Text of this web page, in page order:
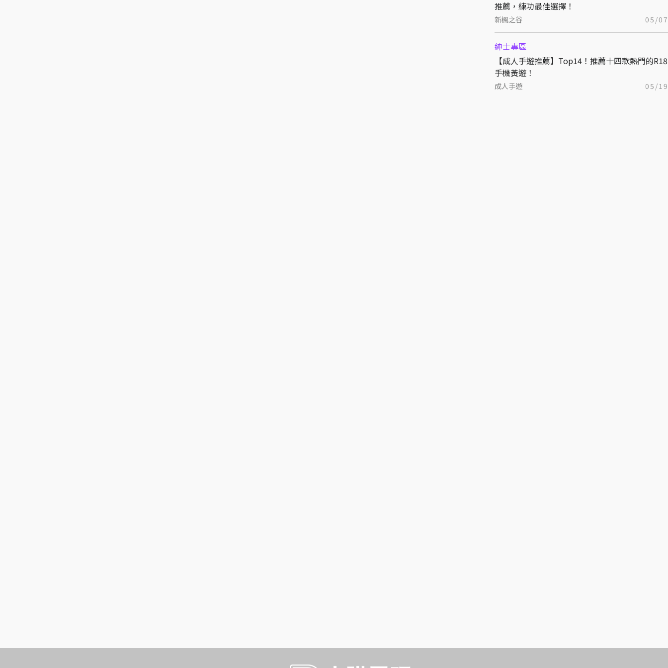
推薦，練功最佳選擇！
新楓之谷 05/07
紳士專區
【成人手遊推薦】Top14！推薦十四款熱門的R18
手機黃遊！
成人手遊 05/19